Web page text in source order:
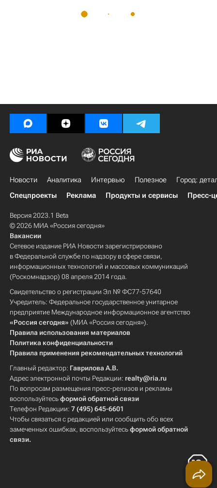
Новости Аналитика Интервью Полезное
Город:
Спецпроекты
Реклама Продукты и сервисы Пресс-
Версия 2023.1 Beta
© 2026 МИА «Россия сегодня»
Вакансии
Сетевое издание РИА Новости зарегистрировано
в Федеральной службе по надзору в сфере связи,
информационных технологий и массовых коммуникаций
(Роскомнадзор) 08 апреля 2014 года.
Свидетельство о регистрации Эл № ФС77-57640
Учредитель: Федеральное государственное унитарное
предприятие Международное информационное агентство
«Россия сегодня» (МИА «Россия сегодня»).
Правила использования материалов
Политика конфиденциальности
Правила применения рекомендательных технологий
Главный редактор: Гаврилова А.В.
Адрес электронной почты Редакции: realty@ria.ru
По вопросам размещения пресс-релизов и рекламы
воспользуйтесьформой обратной связи
Телефон Редакции: 7 (495) 645-6601
Чтобы связаться с редакцией или сообщить обо всех
замеченных ошибках, воспользуйтесьформой обратной
связи.